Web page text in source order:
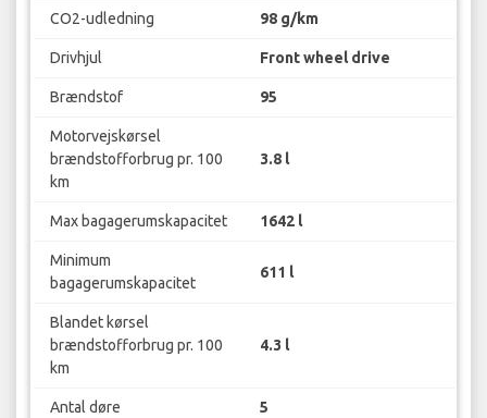
CO2-udledning 98 g/km
Drivhjul Front wheel drive
Brændstof 95
Motorvejskørsel
brændstofforbrug pr. 100
km
3.8 l
Max bagagerumskapacitet 1642 l
Minimum
bagagerumskapacitet
611 l
Blandet kørsel
brændstofforbrug pr. 100
km
4.3 l
Antal døre 5